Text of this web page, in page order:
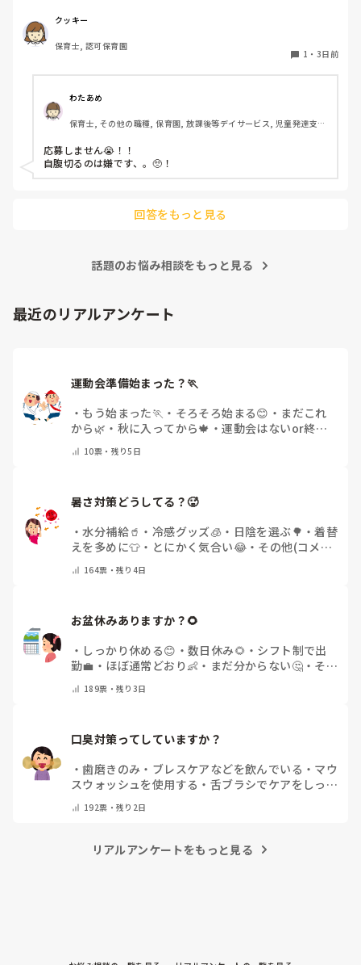
私としてはなかなか大きい金額なので、この時点で応募を迷
っているのですが、皆さんならどうしますか？
クッキー
保育士, 認可保育園
1 ・ 3日前
わたあめ
保育士, その他の職種, 保育園, 放課後等デイサービス, 児童発達支援
応募しません😭！！
自腹切るのは嫌です、。🥺！
回答をもっと見る
話題のお悩み相談をもっと見る
最近のリアルアンケート
運動会準備始まった？🏃
・ もう始まった🏃 ・ そろそろ始まる😊 ・ まだこれ
から🌿 ・ 秋に入ってから🍁 ・運動会はないor終わ
10票・ 残り5日
暑さ対策どうしてる？🥵
・水分補給🥤 ・ 冷感グッズ🧊 ・ 日陰を選ぶ🌳 ・着替
えを多めに👕 ・ とにかく気合い😂・ その他(コメン
164票・残り4日
お盆休みありますか？🌻
・ しっかり休める😊 ・ 数日休み🌻 ・ シフト制で出
勤💼 ・ ほぼ通常どおり👶 ・ まだ分からない🤔・ その
189票・残り3日
口臭対策ってしていますか？
・歯磨きのみ ・ ブレスケアなどを飲んでいる ・ マウ
スウォッシュを使用する ・ 舌ブラシでケアをしっか
の他(コメントで教えて下さい)
192票・残り2日
リアルアンケートをもっと見る